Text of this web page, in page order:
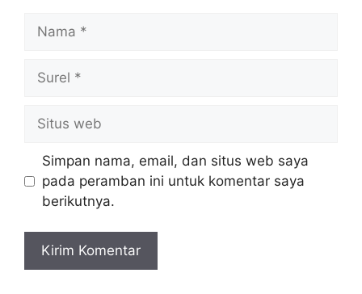
web
Simpan nama, email, dan situs web saya
pada peramban ini untuk komentar saya
berikutnya.